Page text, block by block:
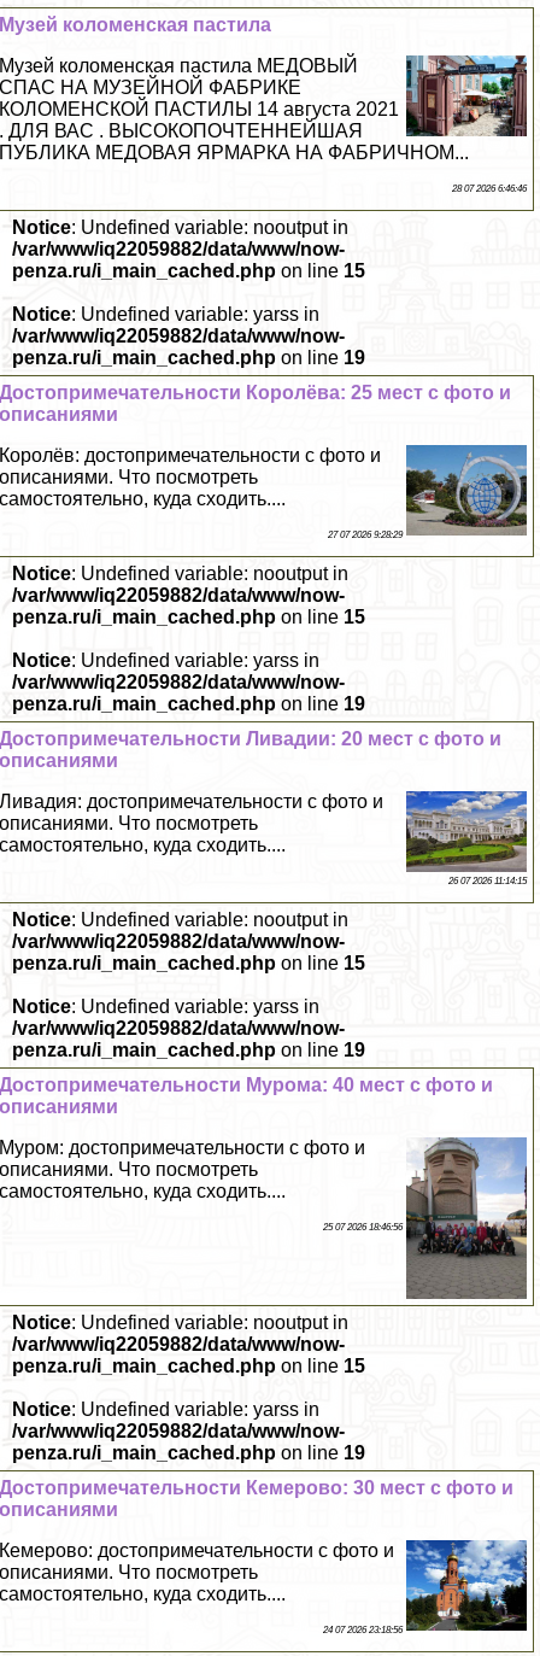
Музей коломенская пастила
Музей коломенская пастила МЕДОВЫЙ
СПАС НА МУЗЕЙНОЙ ФАБРИКЕ
КОЛОМЕНСКОЙ ПАСТИЛЫ 14 августа 2021
. ДЛЯ ВАС . ВЫСОКОПОЧТЕННЕЙШАЯ
ПУБЛИКА МЕДОВАЯ ЯРМАРКА НА ФАБРИЧНОМ...
28 07 2026 6:46:46
Notice: Undefined variable: nooutput in
/var/www/iq22059882/data/www/now-
penza.ru/i_main_cached.php on line 15
Notice: Undefined variable: yarss in
/var/www/iq22059882/data/www/now-
penza.ru/i_main_cached.php on line 19
Достопримечательности Королёва: 25 мест с фото и
описаниями
Королёв: достопримечательности с фото и
описаниями. Что посмотреть
самостоятельно, куда сходить....
27 07 2026 9:28:29
Notice: Undefined variable: nooutput in
/var/www/iq22059882/data/www/now-
penza.ru/i_main_cached.php on line 15
Notice: Undefined variable: yarss in
/var/www/iq22059882/data/www/now-
penza.ru/i_main_cached.php on line 19
Достопримечательности Ливадии: 20 мест с фото и
описаниями
Ливадия: достопримечательности с фото и
описаниями. Что посмотреть
самостоятельно, куда сходить....
26 07 2026 11:14:15
Notice: Undefined variable: nooutput in
/var/www/iq22059882/data/www/now-
penza.ru/i_main_cached.php on line 15
Notice: Undefined variable: yarss in
/var/www/iq22059882/data/www/now-
penza.ru/i_main_cached.php on line 19
Достопримечательности Мурома: 40 мест с фото и
описаниями
Муром: достопримечательности с фото и
описаниями. Что посмотреть
самостоятельно, куда сходить....
25 07 2026 18:46:56
Notice: Undefined variable: nooutput in
/var/www/iq22059882/data/www/now-
penza.ru/i_main_cached.php on line 15
Notice: Undefined variable: yarss in
/var/www/iq22059882/data/www/now-
penza.ru/i_main_cached.php on line 19
Достопримечательности Кемерово: 30 мест с фото и
описаниями
Кемерово: достопримечательности с фото и
описаниями. Что посмотреть
самостоятельно, куда сходить....
24 07 2026 23:18:56